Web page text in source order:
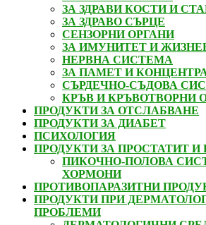
ЗА ЗДРАВИ КОСТИ И
ЗА ЗДРАВО СЪРЦЕ
СЕНЗОРНИ ОРГАНИ
ЗА ИМУНИТЕТ И
НЕРВНА СИСТЕМА
ЗА ПАМЕТ И
СЪРДЕЧНО-СЪДОВА
КРЪВ И КРЪВОТВОРНИ
ПРОДУКТИ ЗА ОТСЛАБВАНЕ
ПРОДУКТИ ЗА ДИАБЕТ
ПСИХОЛОГИЯ
ПРОДУКТИ ЗА ПРОСТАТИТ И
ПИКОЧНО-ПОЛОВА
ХОРМОНИ
ПРОТИВОПАРАЗИТНИ
ПРОДУКТИ ПРИ
ПРОБЛЕМИ